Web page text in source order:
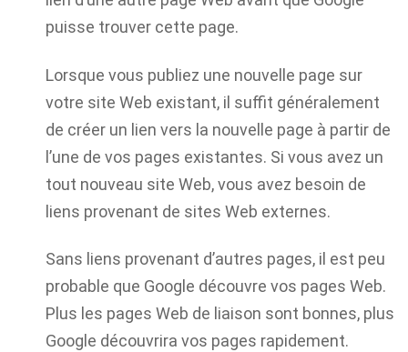
puisse trouver cette page.
Lorsque vous publiez une nouvelle page sur
votre site Web existant, il suffit généralement
de créer un lien vers la nouvelle page à partir de
l’une de vos pages existantes. Si vous avez un
tout nouveau site Web, vous avez besoin de
liens provenant de sites Web externes.
Sans liens provenant d’autres pages, il est peu
probable que Google découvre vos pages Web.
Plus les pages Web de liaison sont bonnes, plus
Google découvrira vos pages rapidement.